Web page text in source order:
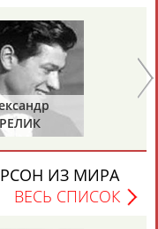
АБДУЛБЕКОВ
Назир
АБДУЛЛАЕВ
ИЗ МИРА
ВЕСЬ СПИСОК